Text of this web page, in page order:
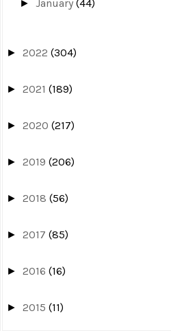
►January(44)
► 2022 (304)
► 2021 (189)
► 2020 (217)
► 2019 (206)
► 2018 (56)
► 2017 (85)
► 2016 (16)
► 2015 (11)